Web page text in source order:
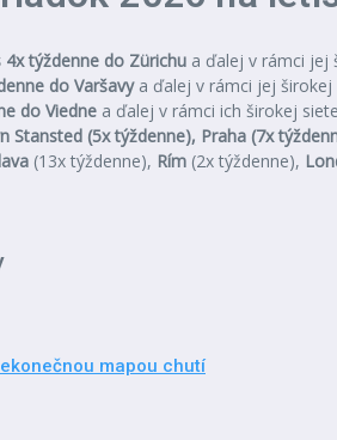
týždenne do Zürichu a ďalej v rámci jej
do Varšavya ďalej v rámci jej širokej
do Viedne a ďalej v rámci ich širokej
Stansted (5x týždenne), Praha (7x
(13x týždenne), Rím (2x týždenne),
mapou chutí